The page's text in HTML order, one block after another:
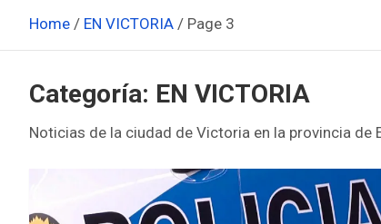
Home EN VICTORIA Page 3
Categoría: EN VICTORIA
Noticias de la ciudad de Victoria en la provincia de